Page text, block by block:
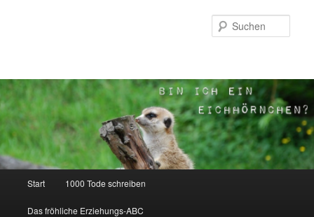
Start 1000 Tode schreiben
Das fröhliche Erziehungs-ABC